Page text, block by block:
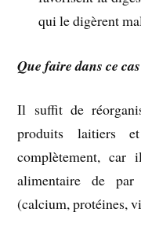
qui le digèrent
Que faire dans ce
Il suffit de
produits laitiers
complètement, car
alimentaire de par
(calcium, protéines,